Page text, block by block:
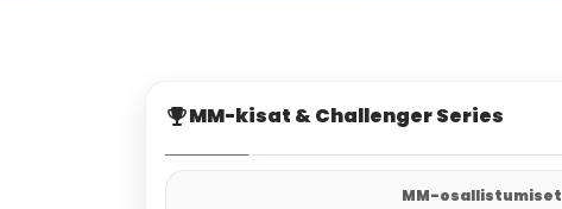
MM-kisat & Challenger Series
MM-osallistumiset